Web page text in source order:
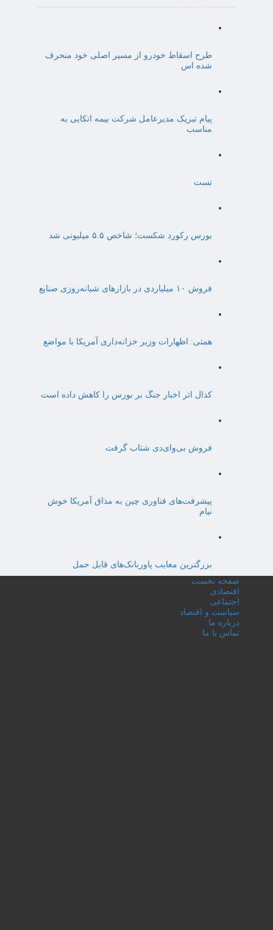
طرح اسقاط خودرو از مسیر اصلی خود منحرف
شده اس
پیام تبریک مدیرعامل شرکت بیمه اتکایی به
مناسب
تست
بورس رکورد شکست؛ شاخص ۵.۵ میلیونی شد
فروش ۱۰ میلیاردی در بازارهای شبانه‌روزی صنایع
همتی: اظهارات وزیر خزانه‌داری آمریکا با مواضع
کدال اثر اخبار جنگ بر بورس را کاهش داده است
فروش بی‌وای‌دی شتاب گرفت
پیشرفت‌های فناوری چین به مذاق آمریکا خوش
نیام
بزرگترین معایب پاوربانک‌های قابل حمل
صفحه نخست
اقتصادی
اجتماعی
سیاست و اقتصاد
درباره ما
تماس با ما